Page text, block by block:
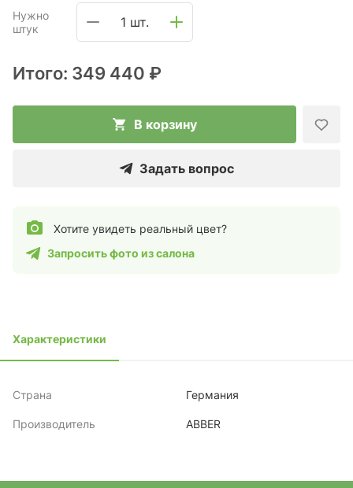
Нужно
штук
1 шт.
Итого: 349 440 ₽
В корзину
Задать вопрос
Хотите увидеть реальный цвет?
Запросить фото из салона
Характеристики
Страна Германия
Производитель ABBER